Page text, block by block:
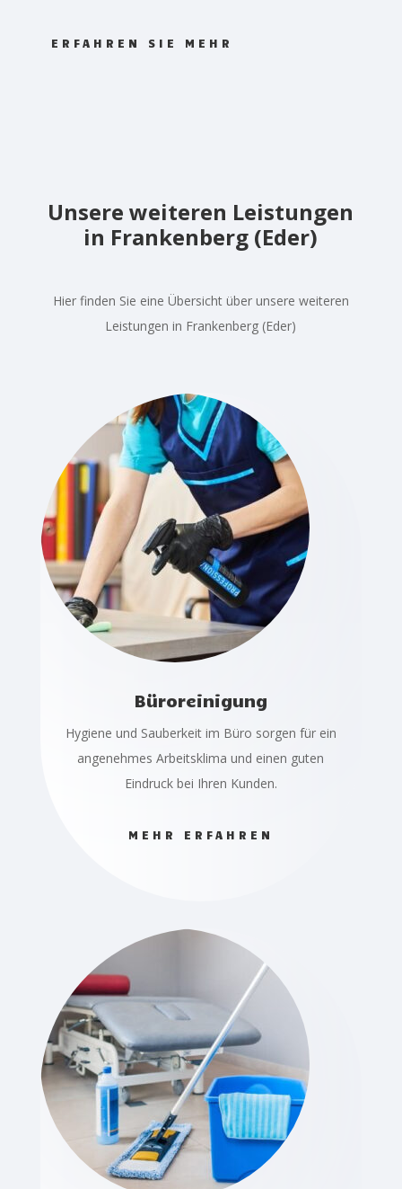
ERFAHREN SIE MEHR
Unsere weiteren Leistungen
in Frankenberg (Eder)
Hier finden Sie eine Übersicht über unsere weiteren
Leistungen in Frankenberg (Eder)
Büroreinigung
Hygiene und Sauberkeit im Büro sorgen für ein
angenehmes Arbeitsklima und einen guten
Eindruck bei Ihren Kunden.
MEHR ERFAHREN